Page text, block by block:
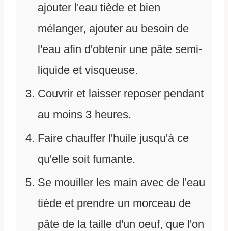
ajouter l'eau tiède et bien
mélanger, ajouter au besoin de
l'eau afin d'obtenir une pâte semi-
liquide et visqueuse.
Couvrir et laisser reposer pendant
au moins 3 heures.
Faire chauffer l'huile jusqu'à ce
qu'elle soit fumante.
Se mouiller les main avec de l'eau
tiède et prendre un morceau de
pâte de la taille d'un oeuf, que l'on